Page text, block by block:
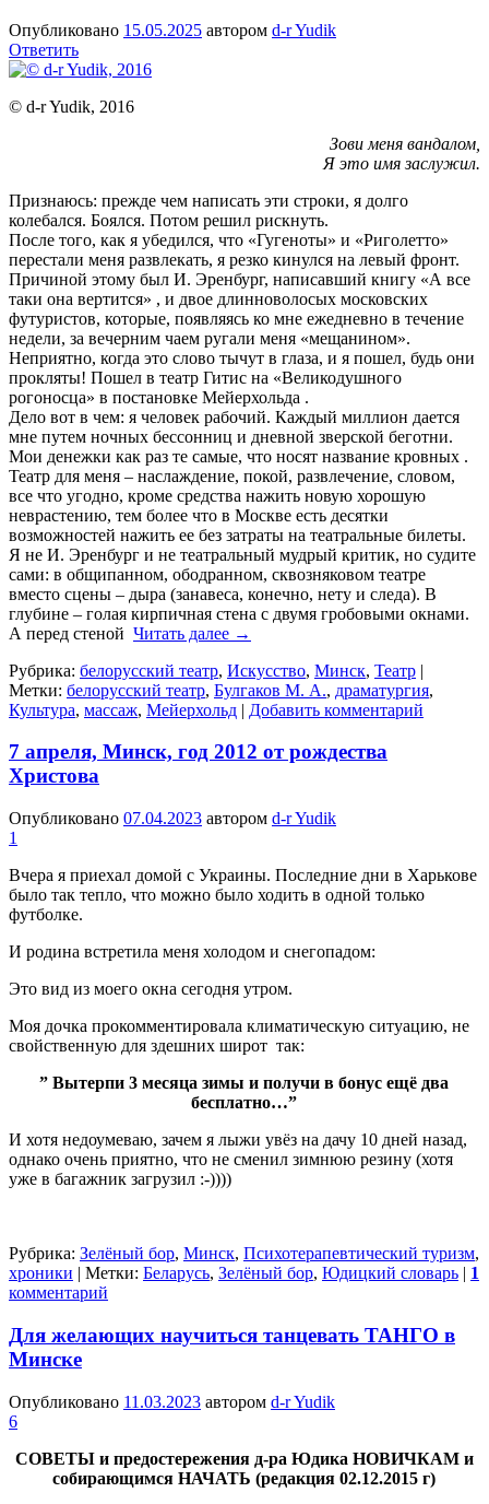
Опубликовано 15.05.2025 автором d-r Yudik
Ответить
© d-r Yudik, 2016
Зови меня вандалом,
Я это имя заслужил.
Признаюсь: прежде чем написать эти строки, я долго
колебался. Боялся. Потом решил рискнуть.
После того, как я убедился, что «Гугеноты» и «Риголетто»
перестали меня развлекать, я резко кинулся на левый фронт.
Причиной этому был И. Эренбург, написавший книгу «А все
таки она вертится» , и двое длинноволосых московских
футуристов, которые, появляясь ко мне ежедневно в течение
недели, за вечерним чаем ругали меня «мещанином».
Неприятно, когда это слово тычут в глаза, и я пошел, будь они
прокляты! Пошел в театр Гитис на «Великодушного
рогоносца» в постановке Мейерхольда .
Дело вот в чем: я человек рабочий. Каждый миллион дается
мне путем ночных бессонниц и дневной зверской беготни.
Мои денежки как раз те самые, что носят название кровных .
Театр для меня – наслаждение, покой, развлечение, словом,
все что угодно, кроме средства нажить новую хорошую
неврастению, тем более что в Москве есть десятки
возможностей нажить ее без затраты на театральные билеты.
Я не И. Эренбург и не театральный мудрый критик, но судите
сами: в общипанном, ободранном, сквозняковом театре
вместо сцены – дыра (занавеса, конечно, нету и следа). В
глубине – голая кирпичная стена с двумя гробовыми окнами.
А перед стеной Читать далее →
Рубрика: белорусский театр, Искусство, Минск, Театр |
Метки: белорусский театр, Булгаков М. А., драматургия,
Культура, массаж, Мейерхольд | Добавить комментарий
7 апреля, Минск, год 2012 от рождества
Христова
Опубликовано 07.04.2023 автором d-r Yudik
1
Вчера я приехал домой с Украины. Последние дни в Харькове
было так тепло, что можно было ходить в одной только
футболке.
И родина встретила меня холодом и снегопадом:
Это вид из моего окна сегодня утром.
Моя дочка прокомментировала климатическую ситуацию, не
свойственную для здешних широт так:
” Вытерпи 3 месяца зимы и получи в бонус ещё два
бесплатно…”
И хотя недоумеваю, зачем я лыжи увёз на дачу 10 дней назад,
однако очень приятно, что не сменил зимнюю резину (хотя
уже в багажник загрузил :-))))
Рубрика: Зелёный бор, Минск, Психотерапевтический туризм,
хроники | Метки: Беларусь, Зелёный бор, Юдицкий словарь | 1
комментарий
Для желающих научиться танцевать ТАНГО в
Минске
Опубликовано 11.03.2023 автором d-r Yudik
6
СОВЕТЫ и предостережения д-ра Юдика НОВИЧКАМ и
собирающимся НАЧАТЬ (редакция02.12.2015г)